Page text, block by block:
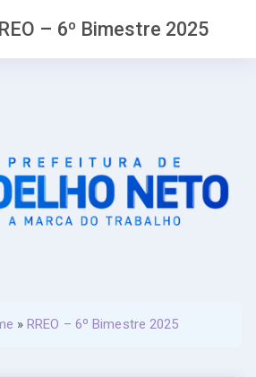
– 6º Bimestre 2025
»RREO – 6º Bimestre 2025